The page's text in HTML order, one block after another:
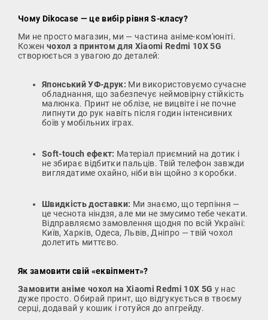
Чому Dikocase — це вибір рівня S-класу?
Ми не просто магазин, ми — частина аніме-ком'юніті.
Кожен чохол з принтом для Xiaomi Redmi 10X 5G
створюється з увагою до деталей:
Японський УФ-друк: Ми використовуємо сучасне
обладнання, що забезпечує неймовірну стійкість
малюнка. Принт не облізе, не вицвіте і не почне
липнути до рук навіть після годин інтенсивних
боїв у мобільних іграх.
Soft-touch ефект: Матеріал приємний на дотик і
не збирає відбитки пальців. Твій телефон завжди
виглядатиме охайно, ніби він щойно з коробки.
Швидкість доставки: Ми знаємо, що терпіння —
це чеснота ніндзя, але ми не змусимо тебе чекати.
Відправляємо замовлення щодня по всій Україні:
Київ, Харків, Одеса, Львів, Дніпро — твій чохол
долетить миттєво.
Як замовити свій «еквіпмент»?
Замовити аніме чохол на Xiaomi Redmi 10X 5G у нас
дуже просто. Обирай принт, що відгукується в твоєму
серці, додавай у кошик і готуйся до апгрейду.